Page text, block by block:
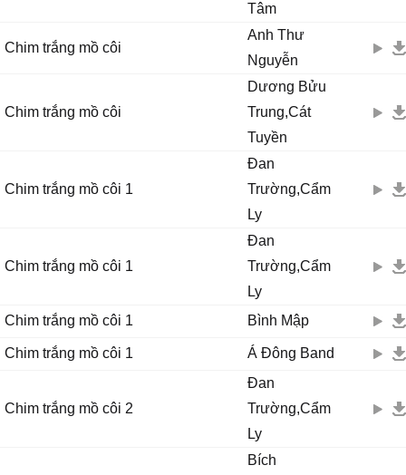
Tâm
Chim trắng mồ côi
Anh Thư
Nguyễn
Chim trắng mồ côi
Dương Bửu
Trung,Cát
Tuyền
Chim trắng mồ côi 1
Đan
Trường,Cẩm
Ly
Chim trắng mồ côi 1
Đan
Trường,Cẩm
Ly
Chim trắng mồ côi 1
Bình Mập
Chim trắng mồ côi 1 Á Đông Band
Chim trắng mồ côi 2
Đan
Trường,Cẩm
Ly
Bích